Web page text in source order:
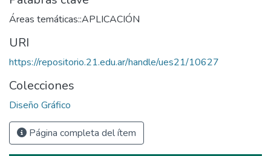
Áreas temáticas::APLICACIÓN
URI
https://repositorio.21.edu.ar/handle/ues21/10627
Colecciones
Diseño Gráfico
Página completa del ítem